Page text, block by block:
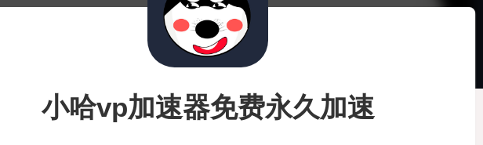
小哈vp加速器免费永久加速